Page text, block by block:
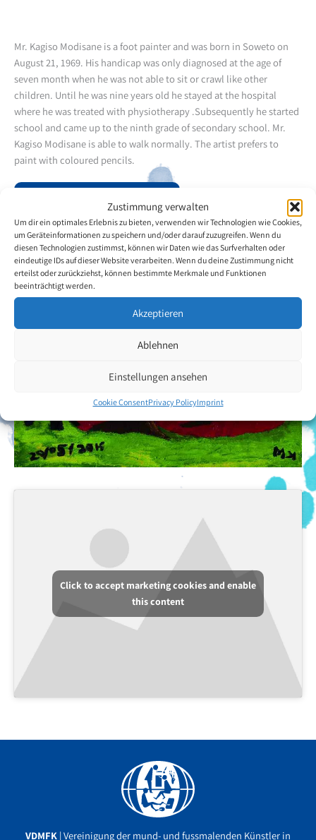
Zustimmung verwalten
Um dir ein optimales Erlebnis zu bieten, verwenden wir Technologien wie Cookies,
um Geräteinformationen zu speichern und/oder darauf zuzugreifen. Wenn du
diesen Technologien zustimmst, können wir Daten wie das Surfverhalten oder
eindeutige IDs auf dieser Website verarbeiten. Wenn du deine Zustimmung nicht
erteilst oder zurückziehst, können bestimmte Merkmale und Funktionen
beeinträchtigt werden.
Akzeptieren
Ablehnen
Einstellungen ansehen
Cookie ConsentPrivacy PolicyImprint
Mr. Kagiso Modisane is a foot painter and was born in Soweto on
August 21, 1969. His handicap was only diagnosed at the age of
seven month when he was not able to sit or crawl like other
children. Until he was nine years old he stayed at the hospital
where he was treated with physiotherapy .Subsequently he started
school and came up to the ninth grade of secondary school. Mr.
Kagiso Modisane is able to walk normally. The artist prefers to
paint with coloured pencils.
Click to accept marketing cookies and enable
this content
VDMFK | Vereinigung der mund- und fussmalenden Künstler in
Facebook
YouTube
Instagram